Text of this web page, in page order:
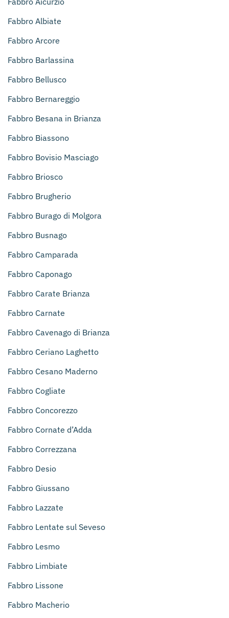
Fabbro Albiate
Fabbro Arcore
Fabbro Barlassina
Fabbro Bellusco
Fabbro Bernareggio
Fabbro Besana in Brianza
Fabbro Biassono
Fabbro Bovisio Masciago
Fabbro Briosco
Fabbro Brugherio
Fabbro Burago di Molgora
Fabbro Busnago
Fabbro Camparada
Fabbro Caponago
Fabbro Carate Brianza
Fabbro Carnate
Fabbro Cavenago di Brianza
Fabbro Ceriano Laghetto
Fabbro Cesano Maderno
Fabbro Cogliate
Fabbro Concorezzo
Fabbro Cornate d’Adda
Fabbro Correzzana
Fabbro Desio
Fabbro Giussano
Fabbro Lazzate
Fabbro Lentate sul Seveso
Fabbro Lesmo
Fabbro Limbiate
Fabbro Lissone
Fabbro Macherio